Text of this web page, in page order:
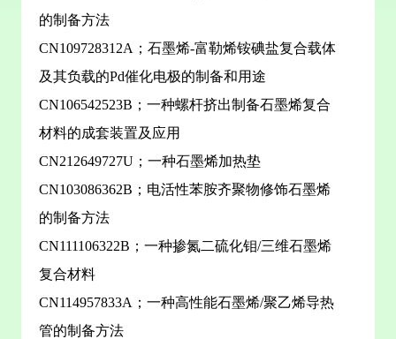
的制备方法
CN109728312A；石墨烯-富勒烯铵碘盐复合载体
及其负载的Pd催化电极的制备和用途
CN106542523B；一种螺杆挤出制备石墨烯复合
材料的成套装置及应用
CN212649727U；一种石墨烯加热垫
CN103086362B；电活性苯胺齐聚物修饰石墨烯
的制备方法
CN111106322B；一种掺氮二硫化钼/三维石墨烯
复合材料
CN114957833A；一种高性能石墨烯/聚乙烯导热
管的制备方法